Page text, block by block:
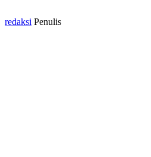
redaksi Penulis